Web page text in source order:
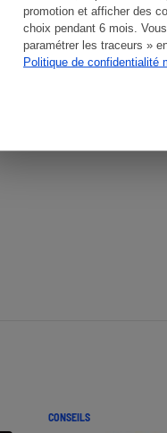
promotion et afficher des
choix pendant 6 mois.
paramétrer les traceurs »
Politique de confidentialité
fraîches
artisanaux
CONSEILS